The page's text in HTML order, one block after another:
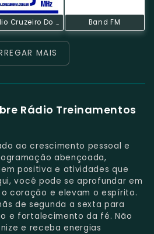
Rádio Cruzeiro Do Sul Band FM
MAIS
Rádio Treinamentos
ao crescimento pessoal e
abençoada,
positiva e atividades que
você pode se aprofundar em
coração e elevam o espírito.
de segunda a sexta para
e fortalecimento da fé. Não
e receba energias